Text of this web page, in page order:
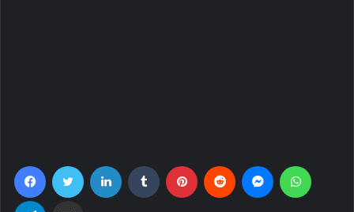
FacebookTwitter LinkedIn Tumblr Pinterest Reddit Messenger
Telegram Share via Email